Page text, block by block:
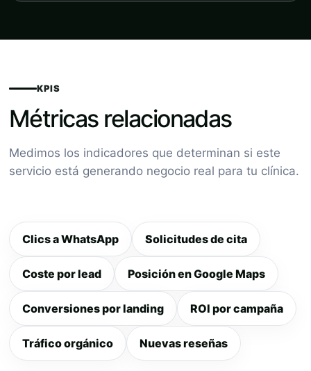
KPIS
Métricas relacionadas
Medimos los indicadores que determinan si este
servicio está generando negocio real para tu clínica.
Clics a WhatsApp Solicitudes de cita
Coste por lead Posición en Google Maps
Conversiones por landing ROI por campaña
Tráfico orgánico Nuevas reseñas